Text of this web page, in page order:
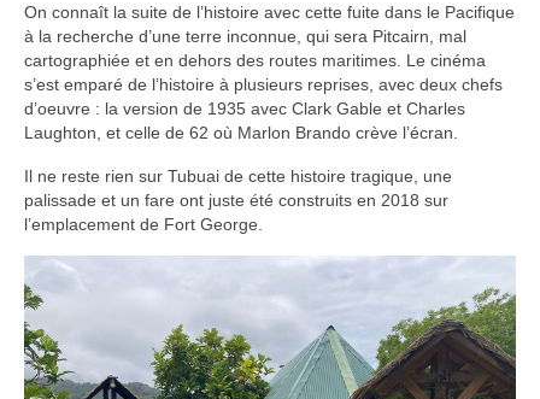
On connaît la suite de l’histoire avec cette fuite dans le Pacifique
à la recherche d’une terre inconnue, qui sera Pitcairn, mal
cartographiée et en dehors des routes maritimes. Le cinéma
s’est emparé de l’histoire à plusieurs reprises, avec deux chefs
d’oeuvre : la version de 1935 avec Clark Gable et Charles
Laughton, et celle de 62 où Marlon Brando crève l’écran.
Il ne reste rien sur Tubuai de cette histoire tragique, une
palissade et un fare ont juste été construits en 2018 sur
l’emplacement de Fort George.